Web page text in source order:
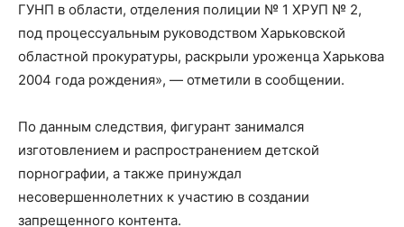
ГУНП в области, отделения полиции № 1 ХРУП № 2,
под процессуальным руководством Харьковской
областной прокуратуры, раскрыли уроженца Харькова
2004 года рождения», — отметили в сообщении.
По данным следствия, фигурант занимался
изготовлением и распространением детской
порнографии, а также принуждал
несовершеннолетних к участию в создании
запрещенного контента.